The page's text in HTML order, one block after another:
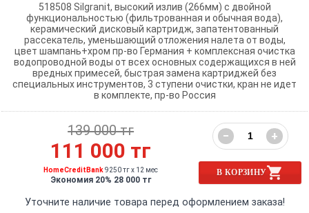
518508 Silgranit, высокий излив (266мм) с двойной
функциональностью (фильтрованная и обычная вода),
керамический дисковый картридж, запатентованный
рассекатель, уменьшающий отложения налета от воды,
цвет шампань+хром пр-во Германия + комплексная очистка
водопроводной воды от всех основных содержащихся в ней
вредных примесей, быстрая замена картриджей без
специальных инструментов, 3 ступени очистки, кран не идет
в комплекте, пр-во Россия
139 000 тг
111 000 тг
HomeCreditBank9250 тг x 12 мес
Экономия 20% 28 000 тг
− +
В КОРЗИНУ
Уточните наличие товара перед оформлением заказа!